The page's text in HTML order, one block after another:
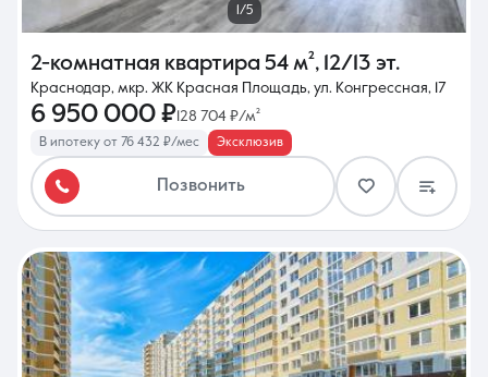
1/5
2-комнатная квартира 54 м², 12/13 эт.
Краснодар, мкр. ЖК Красная Площадь, ул. Конгрессная, 17
6 950 000 ₽ 128 704 ₽/м²
В ипотеку от 76 432 ₽/мес Эксклюзив
Позвонить